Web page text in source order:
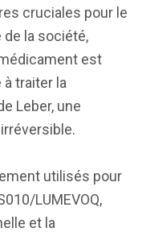
cruciales pour le
la société,
est
traiter la
Leber, une
utilisés pour
LUMEVOQ,
et la